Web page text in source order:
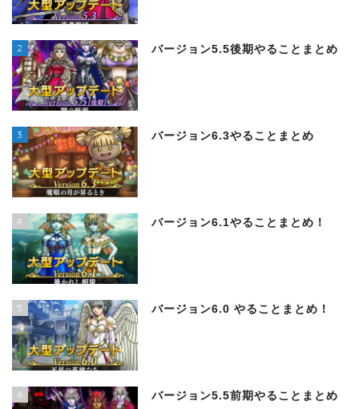
2 バージョン5.5後期やることまとめ
3 バージョン6.3やることまとめ
4 バージョン6.1やることまとめ！
5 バージョン6.0 やることまとめ！
6 バージョン5.5前期やることまとめ